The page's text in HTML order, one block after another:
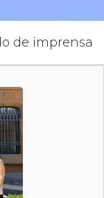
de imprensa